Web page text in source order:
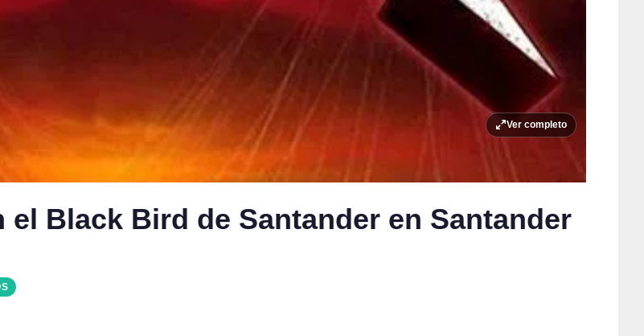
Ver completo
Black Bird de Santander en Santander